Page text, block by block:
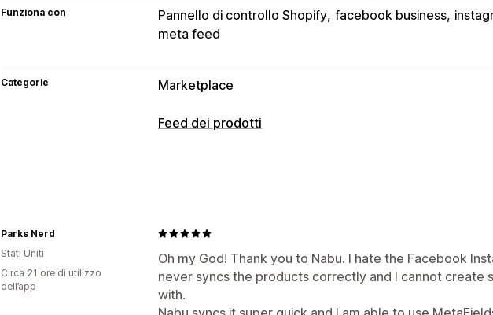
Funziona con Pannello di controllo Shopify facebook business
meta feed
Categorie Marketplace
Gestione delle inserzioni
Feed dei prodotti
Gestione del feed
Sincronizzazione dei prodotti
Modifica in blocco
Aggiornamenti in tempo reale Convalida degli errori
Selezione dei prodotti
Oh my God! Thank you to Nabu. I hate the Facebook
never syncs the products correctly and I cannot create
with.
Parks Nerd
Stati Uniti
Circa 21 ore di utilizzo
dell’app